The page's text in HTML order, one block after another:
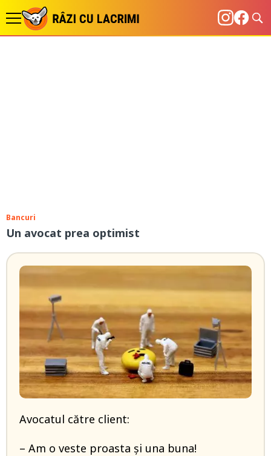
Bancuri
Un avocat prea optimist
Avocatul către client:
– Am o veste proasta și una buna!